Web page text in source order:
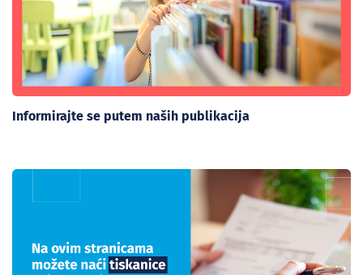
Informirajte se putem naših publikacija